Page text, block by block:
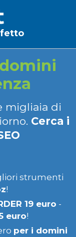
migliaia di
Cerca i
strumenti
!
19 euro -
euro!
per i domini